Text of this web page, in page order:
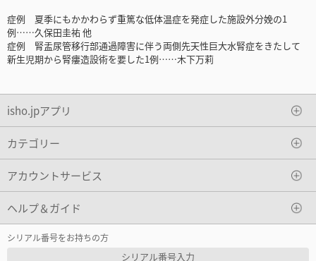
症例 夏季にもかかわらず重篤な低体温症を発症した施設外分娩の1
例……久保田圭祐 他
症例 腎盂尿管移行部通過障害に伴う両側先天性巨大水腎症をきたして
新生児期から腎瘻造設術を要した1例……木下万莉
isho.jpアプリ
カテゴリー
アカウントサービス
ヘルプ＆ガイド
シリアル番号をお持ちの方
シリアル番号入力